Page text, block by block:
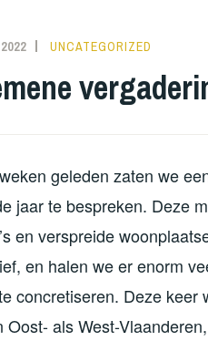
NORATUTS
UNCATEGORIZED
geleden zaten we
jaar te bespreken. Deze
en verspreide
en halen we er enorm
concretiseren. Deze keer
Oost- als West-